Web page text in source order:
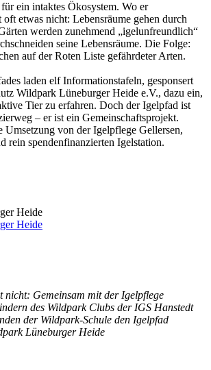
ein intaktes Ökosystem. Wo er
etwas nicht: Lebensräume gehen durch
werden zunehmend „igelunfreundlich“
seine Lebensräume. Die Folge:
auf der Roten Liste gefährdeter Arten.
laden elf Informationstafeln, gesponsert
Wildpark Lüneburger Heide e.V., dazu ein,
Tier zu erfahren. Doch der Igelpfad ist
– er ist ein Gemeinschaftsprojekt.
Umsetzung von der Igelpflege Gellersen,
rein spendenfinanzierten Igelstation.
nicht: Gemeinsam mit der Igelpflege
des Wildpark Clubs der IGS Hanstedt
der Wildpark-Schule den Igelpfad
Lüneburger Heide